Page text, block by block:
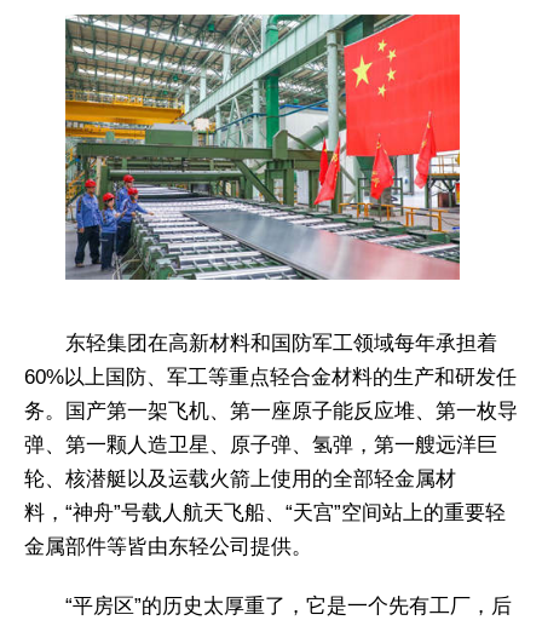
东轻集团在高新材料和国防军工领域每年承担着
60%以上国防、军工等重点轻合金材料的生产和研发任
务。国产第一架飞机、第一座原子能反应堆、第一枚导
弹、第一颗人造卫星、原子弹、氢弹，第一艘远洋巨
轮、核潜艇以及运载火箭上使用的全部轻金属材
料，“神舟”号载人航天飞船、“天宫”空间站上的重要轻
金属部件等皆由东轻公司提供。
“平房区”的历史太厚重了，它是一个先有工厂，后